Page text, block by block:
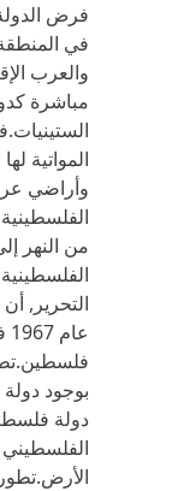
فرض
في
والعرب
مباشرة
المواتية
وأراضي
من النهر
التحرير,
دولة